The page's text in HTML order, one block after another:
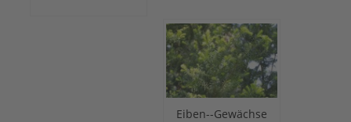
Eiben--Gewächse